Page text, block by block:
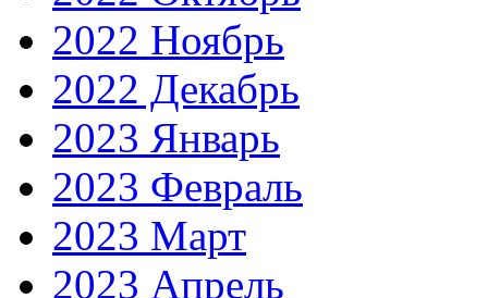
2022 Ноябрь
2022 Декабрь
2023 Январь
2023 Февраль
2023 Март
2023 Апрель